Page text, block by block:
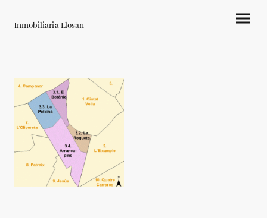
Inmobiliaria Llosan